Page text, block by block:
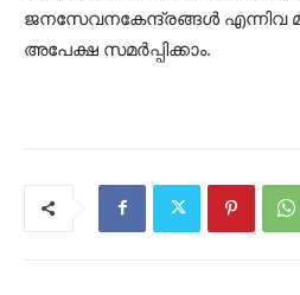
ജനസേവനകേന്ദ്രങ്ങൾ
അപേക്ഷ സമർപ്പിക്കാം.